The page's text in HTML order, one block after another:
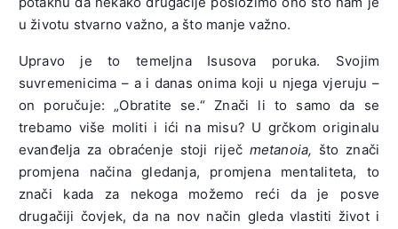
u životu stvarno važno, a što manje važno.
Upravo je to temeljna Isusova poruka. Svojim
suvremenicima – a i danas onima koji u njega vjeruju –
on poručuje: „Obratite se.“ Znači li to samo da se
trebamo više moliti i ići na misu? U grčkom originalu
evanđelja za obraćenje stoji riječ metanoia, što znači
promjena načina gledanja, promjena mentaliteta, to
znači kada za nekoga možemo reći da je posve
drugačiji čovjek, da na nov način gleda vlastiti život i